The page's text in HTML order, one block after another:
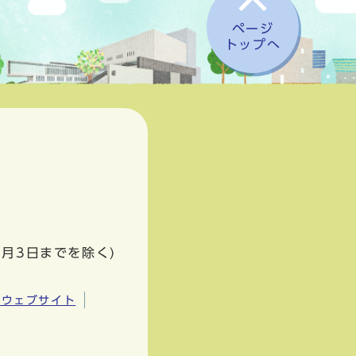
ページ
トップへ
3日までを除く)
ェブサイト